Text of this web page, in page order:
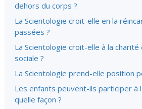
dehors du corps ?
La Scientologie croit-elle en la
passées ?
La Scientologie croit-elle à la charité
sociale ?
La Scientologie prend-elle position
Les enfants peuvent-ils participer à
quelle façon ?